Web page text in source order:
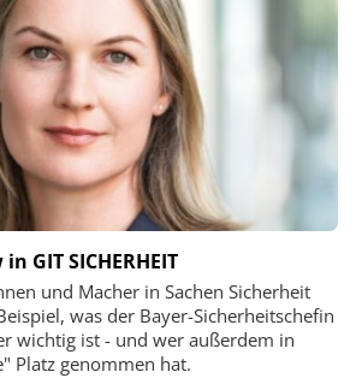
GIT SICHERHEIT
und Macher in Sachen Sicherheit
was der Bayer-Sicherheitschefin
wichtig ist - und wer außerdem in
Platz genommen hat.